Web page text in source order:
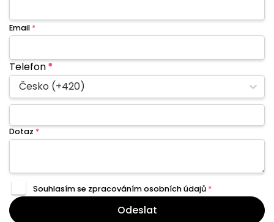
Email *
Telefon*
Česko (+420)
Dotaz *
Souhlasím se zpracovánímosobních údajů *
Odeslat